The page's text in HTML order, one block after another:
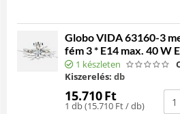
Globo VIDA 63160-3
fém 3 * E14 max. 40 W
1 készleten
Kiszerelés: db
15.710Ft
1 db (15.710 Ft/ db)